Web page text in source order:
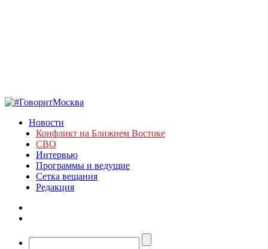
Новости
Конфликт на Ближнем Востоке
СВО
Интервью
Программы и ведущие
Сетка вещания
Редакция